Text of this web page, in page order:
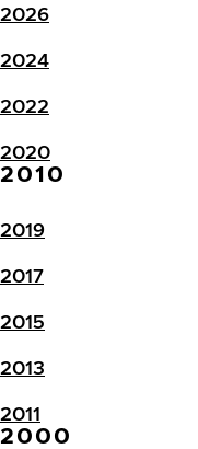
2026
2024
2022
2020
2010
2019
2017
2015
2013
2011
2000